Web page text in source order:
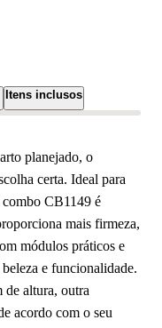
Itens inclusos
planejado, o
certa. Ideal para
combo CB1149 é
mais firmeza,
módulos práticos e
e funcionalidade.
de altura, outra
acordo com o seu